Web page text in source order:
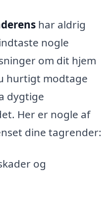
har aldrig
nogle
om dit hjem
hurtigt modtage
dygtige
Her er nogle af
dine tagrender:
og